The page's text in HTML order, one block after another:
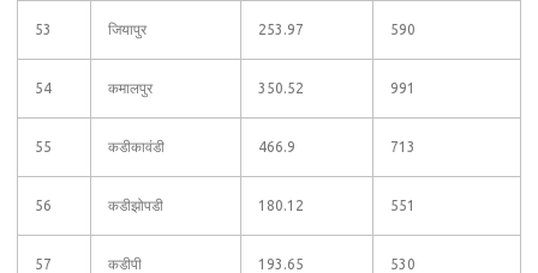
53 जियापुर 253.97 590
54 कमालपुर 350.52 991
55 कडीकावंडी 466.9 713
56 कडीझोपडी 180.12 551
57 कडीपी 193.65 530